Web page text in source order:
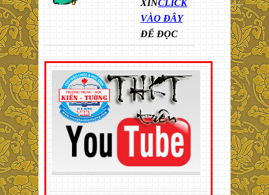
XINCLICK
VÀO ĐÂY
ĐỂ ĐỌC